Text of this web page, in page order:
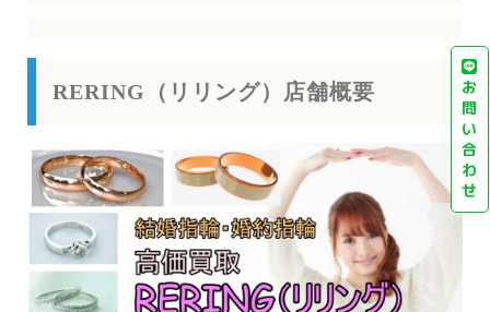
RERING（リリング）店舗概要
お
問
い
合
わ
せ